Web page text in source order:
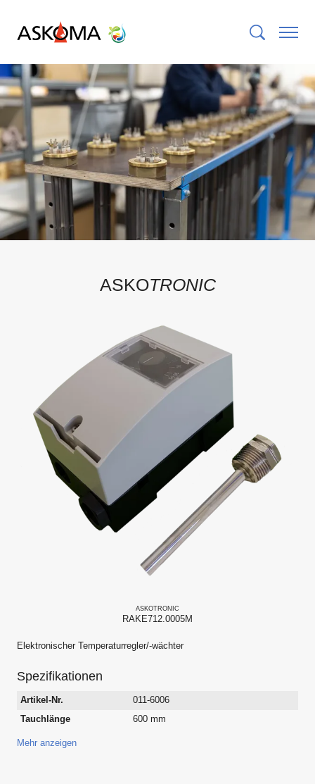
ASKOTRONIC
ASKOTRONIC
RAKE712.0005M
Elektronischer Temperaturregler/-wächter
Spezifikationen
Artikel-Nr.
011-6006
Tauchlänge
600 mm
Mehr anzeigen